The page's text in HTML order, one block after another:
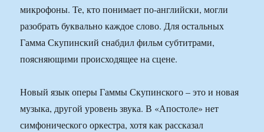
микрофоны. Те, кто понимает по-английски, могли
разобрать буквально каждое слово. Для остальных
Гамма Скупинский снабдил фильм субтитрами,
поясняющими происходящее на сцене.
Новый язык оперы Гаммы Скупинского – это и новая
музыка, другой уровень звука. В «Апостоле» нет
симфонического оркестра, хотя как рассказал